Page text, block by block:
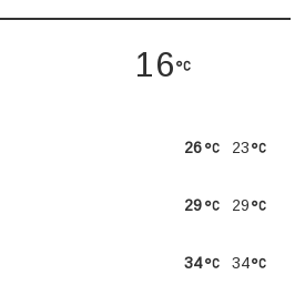
16
23
26
29
29
34
34